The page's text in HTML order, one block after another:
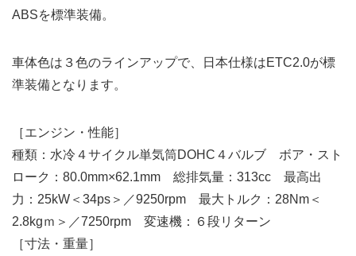
ABSを標準装備。
車体色は３色のラインアップで、日本仕様はETC2.0が標
準装備となります。
［エンジン・性能］
種類：水冷４サイクル単気筒DOHC４バルブ ボア・スト
ローク：80.0mm×62.1mm 総排気量：313cc 最高出
力：25kW＜34ps＞／9250rpm 最大トルク：28Nm＜
2.8kgｍ＞／7250rpm 変速機：６段リターン
［寸法・重量］